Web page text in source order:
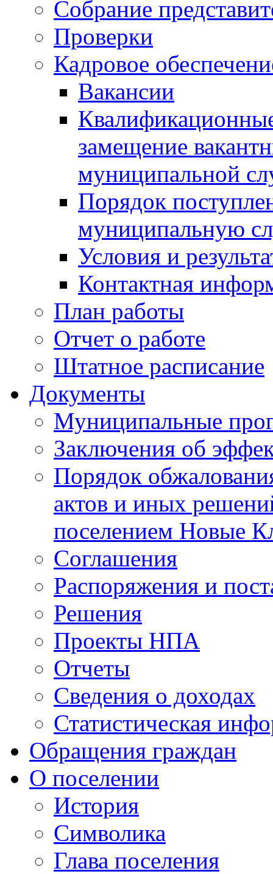
Собрание
Проверки
Кадровое
Вакансии
замещение
муниципальной
Порядок
муниципальную
Условия и
Контактная
План работы
Отчет о работе
Штатное расписание
Документы
Муниципальные
Заключения об
Порядок
актов и иных
поселением Новые
Соглашения
Распоряжения и
Решения
Проекты НПА
Отчеты
Сведения о доходах
Статистическая
Обращения граждан
О поселении
История
Символика
Глава поселения